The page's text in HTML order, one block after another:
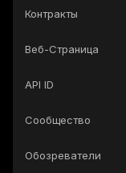
Контракты
Веб-Страница
API ID
Сообщество
Обозреватели